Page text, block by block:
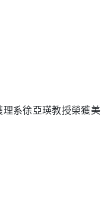
理系徐亞瑛教授榮獲